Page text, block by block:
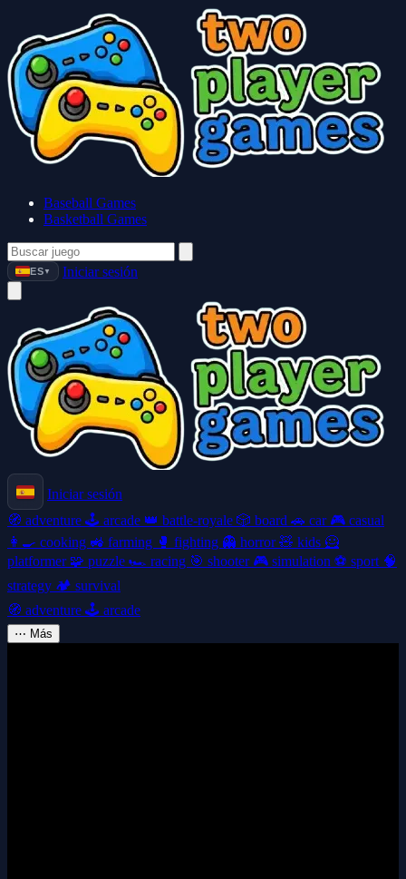
Baseball Games
Basketball Games
ES ▼ Iniciar sesión
Iniciar sesión
🧭 adventure 🕹️ arcade 👑 battle-royale 🎲 board 🚗 car 🎮 casual
👩‍🍳 cooking 🚜 farming 🥊 fighting 👻 horror🧸 kids 🦸
platformer 🧩 puzzle 🏎️ racing 🎯 shooter 🎮 simulation ⚽ sport 🧠
strategy 🏕️ survival
🧭 adventure 🕹️ arcade
⋯ Más